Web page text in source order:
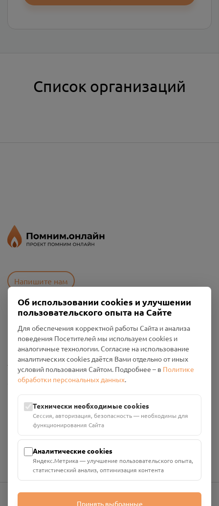
Список организаций
Напишите нам
Политика конфиденциальности
Промо-материалы
Настройки cookies
Общество с ограниченной ответственностью «Смоленский
Проект Помним»
ИНН: 6700029207 ОГРН: 1256700001986
Юридический адрес: 216790, Смоленская область, р-н
Руднянский, г. Рудня, улица Западная, д. 26А, пом. 18
Номер счёта: 40702810901130004287 в АО "АЛЬФА-БАНК"
Об использовании cookies и улучшении
пользовательского опыта на Сайте
Для обеспечения корректной работы Сайта и анализа
поведения Посетителей мы используем cookies и
аналогичные технологии. Согласие на использование
аналитических cookies даётся Вами отдельно от иных
условий пользования Сайтом. Подробнее – в Политике
обработки персональных данных.
Технически необходимые cookies
Сессия, авторизация, безопасность — необходимы для
функционирования Сайта
Аналитические cookies
Яндекс.Метрика — улучшение пользовательского опыта,
статистический анализ, оптимизация контента
Принять выбранные